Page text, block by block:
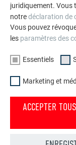
News
Plongez dans
articles
juridiquement. Vous
notredéclaration de
Vous pouvez
les paramètres des
Essentiels
Marketing et
ACCEPTER